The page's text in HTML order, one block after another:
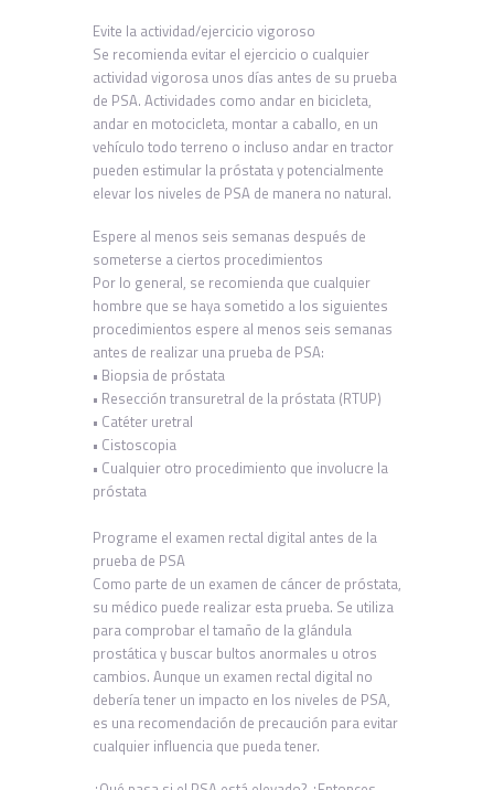
Evite la actividad/ejercicio vigoroso
Se recomienda evitar el ejercicio o cualquier
actividad vigorosa unos días antes de su prueba
de PSA. Actividades como andar en bicicleta,
andar en motocicleta, montar a caballo, en un
vehículo todo terreno o incluso andar en tractor
pueden estimular la próstata y potencialmente
elevar los niveles de PSA de manera no natural.
Espere al menos seis semanas después de
someterse a ciertos procedimientos
Por lo general, se recomienda que cualquier
hombre que se haya sometido a los siguientes
procedimientos espere al menos seis semanas
antes de realizar una prueba de PSA:
• Biopsia de próstata
• Resección transuretral de la próstata (RTUP)
• Catéter uretral
• Cistoscopia
• Cualquier otro procedimiento que involucre la
próstata
Programe el examen rectal digital antes de la
prueba de PSA
Como parte de un examen de cáncer de próstata,
su médico puede realizar esta prueba. Se utiliza
para comprobar el tamaño de la glándula
prostática y buscar bultos anormales u otros
cambios. Aunque un examen rectal digital no
debería tener un impacto en los niveles de PSA,
es una recomendación de precaución para evitar
cualquier influencia que pueda tener.